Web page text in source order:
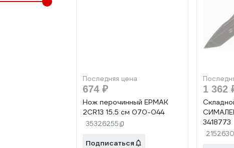
Последняя цена
674 ₽
Нож перочинный ЕРМАК
2CR13 15.5 см 070-044
35326255
Подписаться
1 362
3418773